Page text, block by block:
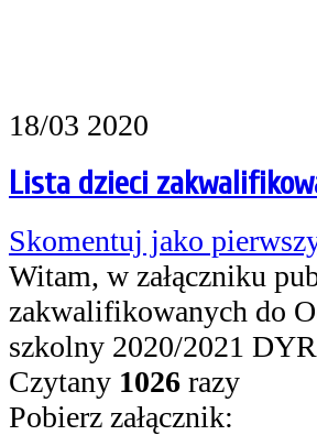
18/03 2020
Lista dzieci
Skomentuj jako
Witam, w załączniku
zakwalifikowanych do
szkolny 2020/2021
Czytany 1026 razy
Pobierz załącznik: